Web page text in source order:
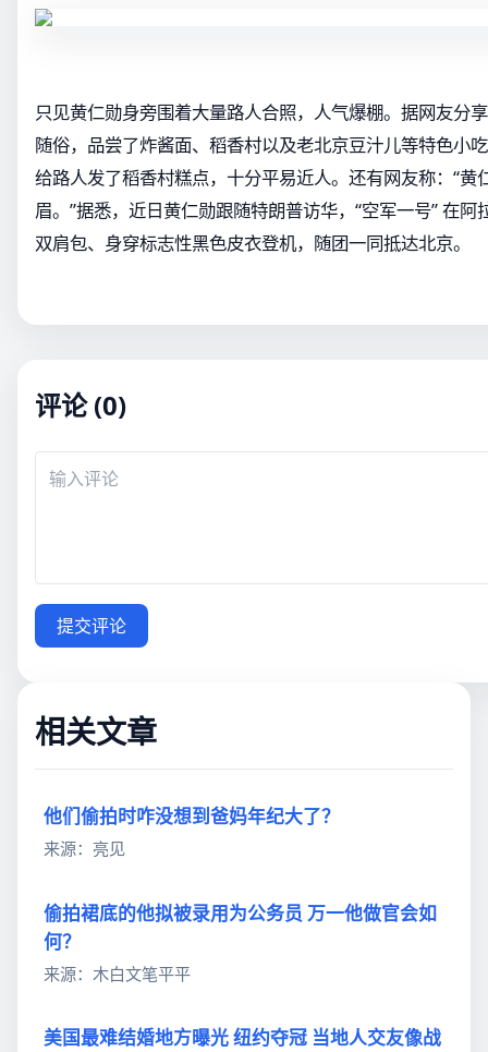
只见黄仁勋身旁围着大量路人合照，人气爆棚。据网友分
随俗，品尝了炸酱面、稻香村以及老北京豆汁儿等特色小
给路人发了稻香村糕点，十分平易近人。还有网友称：“黄
眉。”据悉，近日黄仁勋跟随特朗普访华，“空军一号” 在
双肩包、身穿标志性黑色皮衣登机，随团一同抵达北京。
评论 (0)
提交评论
相关文章
他们偷拍时咋没想到爸妈年纪大了？
来源：亮见
偷拍裙底的他拟被录用为公务员 万一他做官会如
何？
来源：木白文笔平平
美国最难结婚地方曝光 纽约夺冠 当地人交友像战